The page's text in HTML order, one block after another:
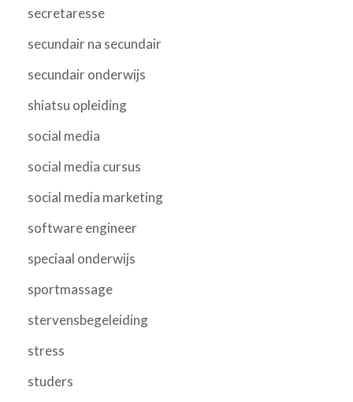
secretaresse
secundair na secundair
secundair onderwijs
shiatsu opleiding
social media
social media cursus
social media marketing
software engineer
speciaal onderwijs
sportmassage
stervensbegeleiding
stress
studers